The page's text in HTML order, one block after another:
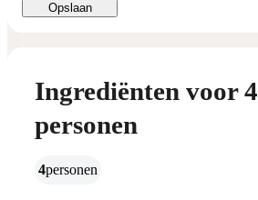
Opslaan
Ingrediënten voor 4
personen
4 personen